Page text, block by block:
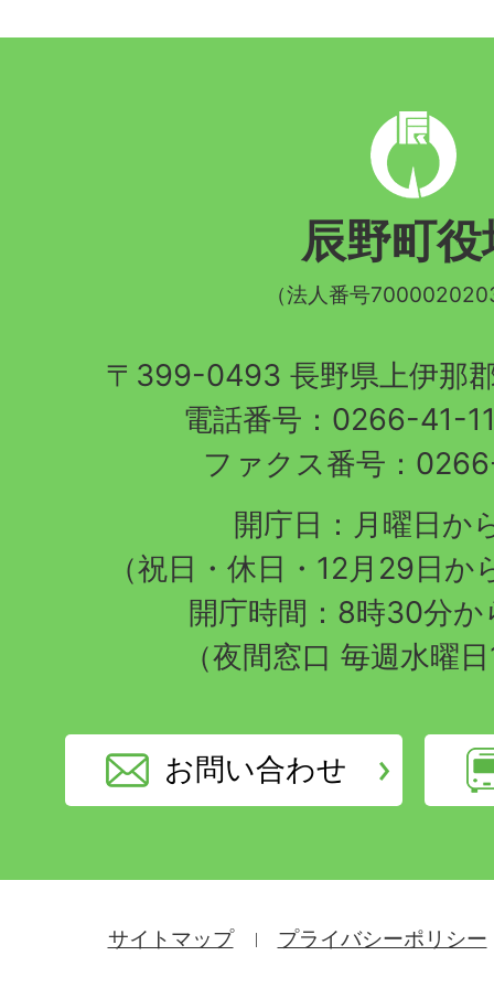
辰
野
町
章
辰野町役
（法人番号
〒399-0493 長野県上伊那
電話番号：0266-41-
ファクス番号：
開庁日：月曜日か
（祝日・休日・12月29日
開庁時間：8時30分か
（夜間窓口 毎週水曜
お問い合わせ
サイトマップ プライバシーポリシー